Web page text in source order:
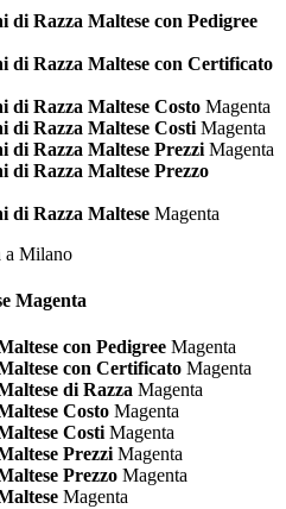
di Razza Maltese con Pedigree
di Razza Maltese con Certificato
di Razza Maltese Costo Magenta
di Razza Maltese Costi Magenta
di Razza Maltese Prezzi Magenta
di Razza Maltese Prezzo
di Razza Maltese Magenta
Magenta
con Pedigree Magenta
con Certificato Magenta
di Razza Magenta
Costo Magenta
Costi Magenta
Prezzi Magenta
Prezzo Magenta
Magenta